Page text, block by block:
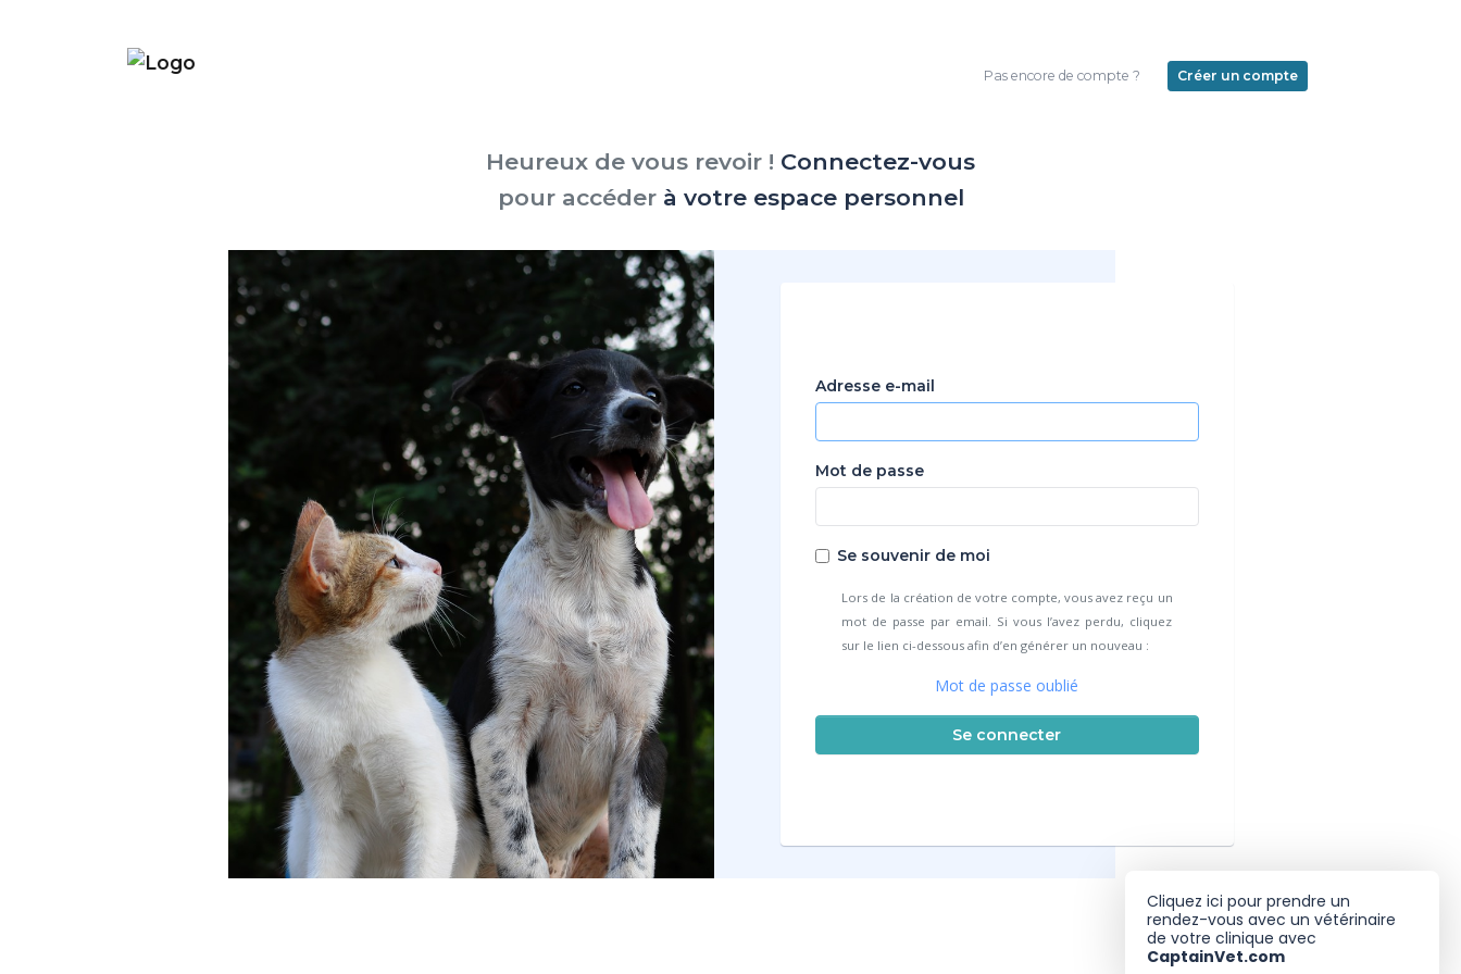
Pas encore de compte ? Créer un compte
Heureux de vous revoir ! Connectez-vous
pour accéderà votre espace personnel
Adresse e-mail
Mot de passe
Se souvenir de moi
Lors de la création de votre compte, vous avez reçu un
mot de passe par email. Si vous l’avez perdu, cliquez
sur le lien ci-dessous afin d’en générer un nouveau :
Mot de passe oublié
Se connecter
Cliquez ici pour prendre un
rendez-vous avec un vétérinaire
de votre clinique avec
CaptainVet.com